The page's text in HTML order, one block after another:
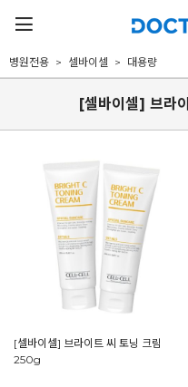
병원전용 셀바이셀 대용량
[셀바이셀] 브라
[셀바이셀] 브라이트 씨 토닝 크림
250g